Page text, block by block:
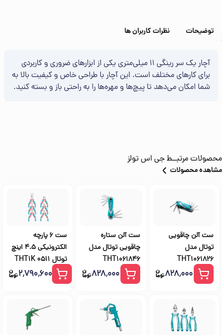
توضیحات نظرات کاربران ها
آچار یک سر رینگی 11 میلی‌متری یکی از ابزارهای ضروری و کاربردی
برای کارهای مختلف است. این آچار با طراحی خاص و کیفیت بالا به
شما امکان می‌دهد تا پیچ‌ها و مهره‌ها را به راحتی باز و بسته کنید.
محصولات مرتبــطجی اس تولز
مشاهده محصولات
ست آلن چاقویی
توتال مدل
THT1061826
۸۲۸٬۰۰۰
ست آلن ستاره
چاقویی توتال مدل
THT1061846
۸۲۸٬۰۰۰
ست 6 پارچه
الکترونیکی 4.5 اینچ
توتال THT1K 0511
۲٬۷۹۰٬۶۰۰